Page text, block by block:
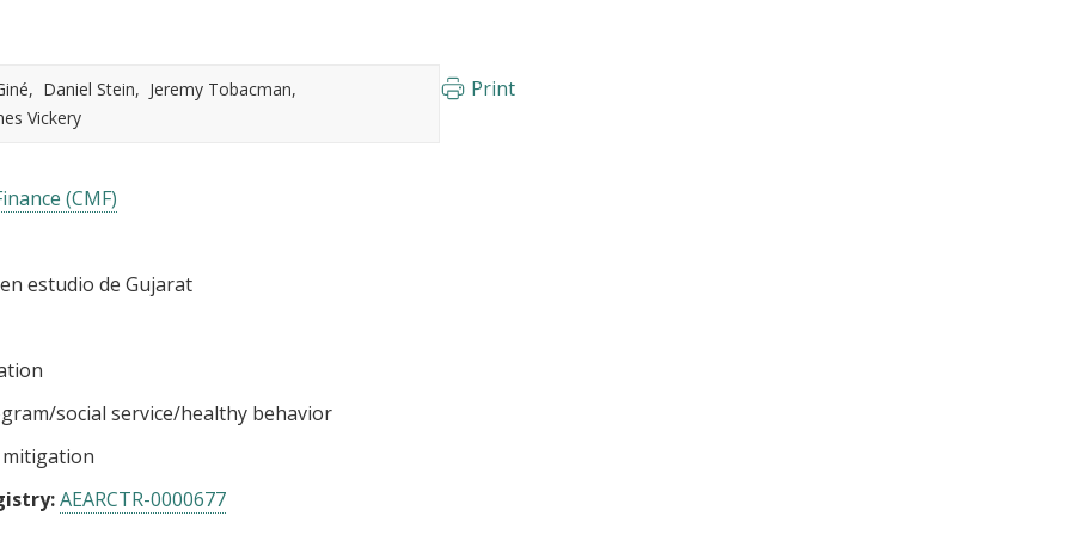
Daniel Stein
Jeremy Tobacman
Vickery
Print
(CMF)
estudio de Gujarat
social service/healthy behavior
mitigation
AEARCTR-0000677